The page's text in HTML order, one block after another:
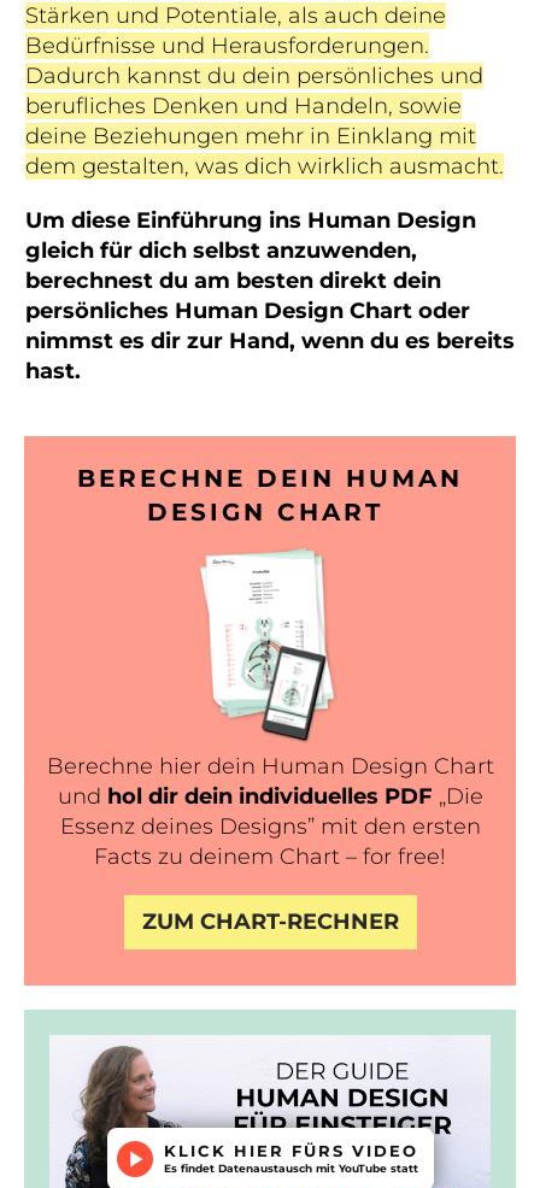
Stärken und Potentiale, als auch deine
Bedürfnisse und Herausforderungen.
Dadurch kannst du dein persönliches und
berufliches Denken und Handeln, sowie
deine Beziehungen mehr in Einklang mit
dem gestalten, was dich wirklich ausmacht.
Um diese Einführung ins Human Design
gleich für dich selbst anzuwenden,
berechnest du am besten direkt dein
persönliches Human Design Chart oder
nimmst es dir zur Hand, wenn du es bereits
hast.
BERECHNE DEIN HUMAN
DESIGN CHART
Berechne hier dein Human Design Chart
und hol dir dein individuelles PDF „Die
Essenz deines Designs” mit den ersten
Facts zu deinem Chart – for free!
ZUM CHART-RECHNER
KLICK HIER FÜRS VIDEO
Es findet Datenaustausch mit YouTube statt